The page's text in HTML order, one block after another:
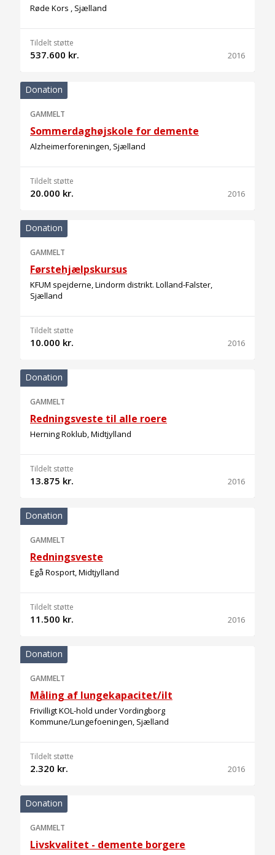
Røde Kors , Sjælland
Tildelt støtte
537.600 kr. 2016
Donation
GAMMELT
Sommerdaghøjskole for demente
Alzheimerforeningen, Sjælland
Tildelt støtte
20.000 kr. 2016
Donation
GAMMELT
Førstehjælpskursus
KFUM spejderne, Lindorm distrikt. Lolland-Falster,
Sjælland
Tildelt støtte
10.000 kr. 2016
Donation
GAMMELT
Redningsveste til alle roere
Herning Roklub, Midtjylland
Tildelt støtte
13.875 kr. 2016
Donation
GAMMELT
Redningsveste
Egå Rosport, Midtjylland
Tildelt støtte
11.500 kr. 2016
Donation
GAMMELT
Måling af lungekapacitet/ilt
Frivilligt KOL-hold under Vordingborg
Kommune/Lungefoeningen, Sjælland
Tildelt støtte
2.320 kr. 2016
Donation
GAMMELT
Livskvalitet - demente borgere